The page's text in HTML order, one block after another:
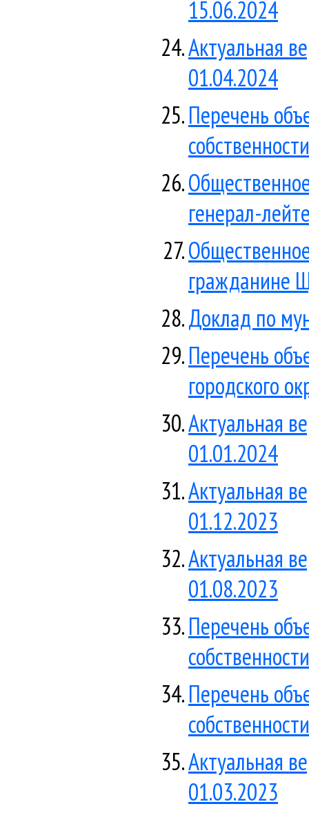
15.06.2024
Актуальная
01.04.2024
Перечень
генерал-
гражданине
Доклад по
Перечень
городского
Актуальная
01.01.2024
Актуальная
01.12.2023
Актуальная
01.08.2023
Перечень
Перечень
Актуальная
01.03.2023